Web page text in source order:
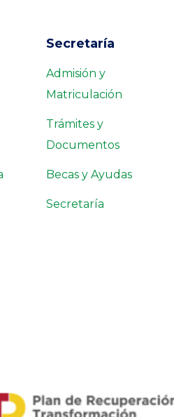
Secretaría
Admisión y
Matriculación
Trámites y
Documentos
Becas y Ayudas
Secretaría